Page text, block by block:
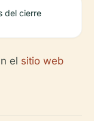
del cierre
el sitio web